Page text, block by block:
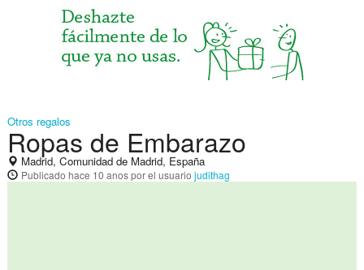
Otros regalos
Ropas de Embarazo
Madrid, Comunidad de Madrid, España
Publicado hace 10 anospor el usuario judithag